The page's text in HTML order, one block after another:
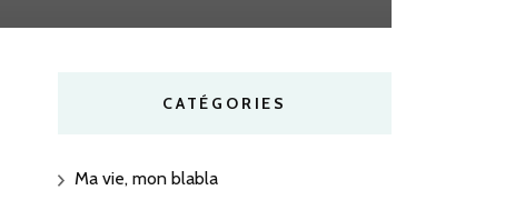
CATÉGORIES
Ma vie, mon blabla